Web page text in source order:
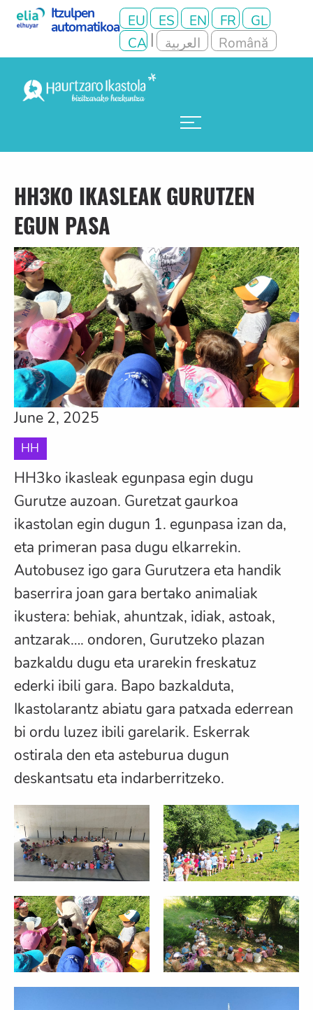
HH3KO IKASLEAK GURUTZEN
EGUN PASA
June 2, 2025
HH
HH3ko ikasleak egunpasa egin dugu
Gurutze auzoan. Guretzat gaurkoa
ikastolan egin dugun 1. egunpasa izan da,
eta primeran pasa dugu elkarrekin.
Autobusez igo gara Gurutzera eta handik
baserrira joan gara bertako animaliak
ikustera: behiak, ahuntzak, idiak, astoak,
antzarak…. ondoren, Gurutzeko plazan
bazkaldu dugu eta urarekin freskatuz
ederki ibili gara. Bapo bazkalduta,
Ikastolarantz abiatu gara patxada ederrean
bi ordu luzez ibili garelarik. Eskerrak
ostirala den eta asteburua dugun
deskantsatu eta indarberritzeko.